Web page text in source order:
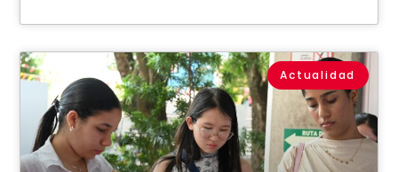
Actualidad